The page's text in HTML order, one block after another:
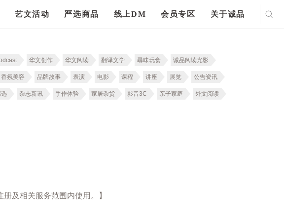
艺文活动 严选商品 线上DM 会员专区 关于诚品
华文创作 华文阅读 翻译文学 尋味玩食 诚品阅读光影
香氛美容 品牌故事 表演 电影 课程 讲座 展览 公告资讯
杂志新讯 手作体验 家居杂货 影音3C 亲子家庭 外文阅读
及相关服务范围内使用。】